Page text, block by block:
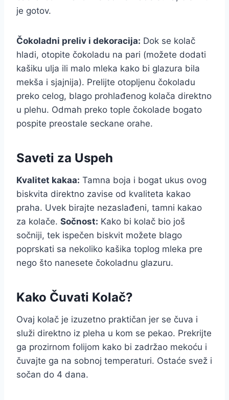
je gotov.
Čokoladni preliv i dekoracija: Dok se kolač
hladi, otopite čokoladu na pari (možete dodati
kašiku ulja ili malo mleka kako bi glazura bila
mekša i sjajnija). Prelijte otopljenu čokoladu
preko celog, blago prohlađenog kolača direktno
u plehu. Odmah preko tople čokolade bogato
pospite preostale seckane orahe.
Saveti za Uspeh
Kvalitet kakaa: Tamna boja i bogat ukus ovog
biskvita direktno zavise od kvaliteta kakao
praha. Uvek birajte nezaslađeni, tamni kakao
za kolače. Sočnost: Kako bi kolač bio još
sočniji, tek ispečen biskvit možete blago
poprskati sa nekoliko kašika toplog mleka pre
nego što nanesete čokoladnu glazuru.
Kako Čuvati Kolač?
Ovaj kolač je izuzetno praktičan jer se čuva i
služi direktno iz pleha u kom se pekao. Prekrijte
ga prozirnom folijom kako bi zadržao mekoću i
čuvajte ga na sobnoj temperaturi. Ostaće svež i
sočan do 4 dana.